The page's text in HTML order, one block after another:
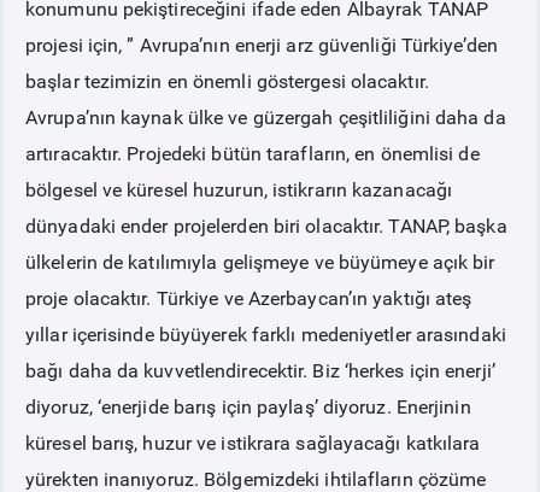
konumunu pekiştireceğini ifade eden Albayrak TANAP
projesi için, ” Avrupa’nın enerji arz güvenliği Türkiye’den
başlar tezimizin en önemli göstergesi olacaktır.
Avrupa’nın kaynak ülke ve güzergah çeşitliliğini daha da
artıracaktır. Projedeki bütün tarafların, en önemlisi de
bölgesel ve küresel huzurun, istikrarın kazanacağı
dünyadaki ender projelerden biri olacaktır. TANAP, başka
ülkelerin de katılımıyla gelişmeye ve büyümeye açık bir
proje olacaktır. Türkiye ve Azerbaycan’ın yaktığı ateş
yıllar içerisinde büyüyerek farklı medeniyetler arasındaki
bağı daha da kuvvetlendirecektir. Biz ‘herkes için enerji’
diyoruz, ‘enerjide barış için paylaş’ diyoruz. Enerjinin
küresel barış, huzur ve istikrara sağlayacağı katkılara
yürekten inanıyoruz. Bölgemizdeki ihtilafların çözüme